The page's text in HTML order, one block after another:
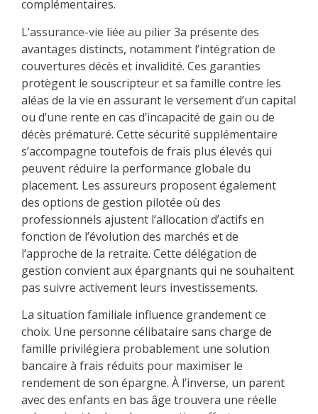
complémentaires.
L’assurance-vie liée au pilier 3a présente des
avantages distincts, notamment l’intégration de
couvertures décès et invalidité. Ces garanties
protègent le souscripteur et sa famille contre les
aléas de la vie en assurant le versement d’un capital
ou d’une rente en cas d’incapacité de gain ou de
décès prématuré. Cette sécurité supplémentaire
s’accompagne toutefois de frais plus élevés qui
peuvent réduire la performance globale du
placement. Les assureurs proposent également
des options de gestion pilotée où des
professionnels ajustent l’allocation d’actifs en
fonction de l’évolution des marchés et de
l’approche de la retraite. Cette délégation de
gestion convient aux épargnants qui ne souhaitent
pas suivre activement leurs investissements.
La situation familiale influence grandement ce
choix. Une personne célibataire sans charge de
famille privilégiera probablement une solution
bancaire à frais réduits pour maximiser le
rendement de son épargne. À l’inverse, un parent
avec des enfants en bas âge trouvera une réelle